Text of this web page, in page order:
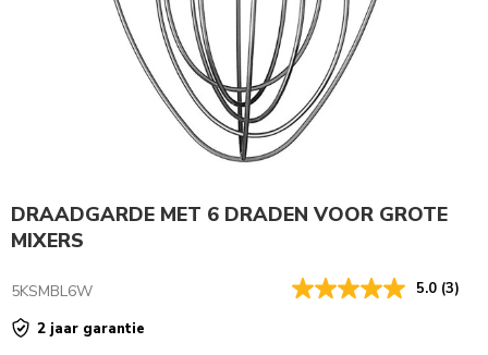
DRAADGARDE MET 6 DRADEN VOOR GROTE
MIXERS
5KSMBL6W 5.0 (3)
2 jaar garantie